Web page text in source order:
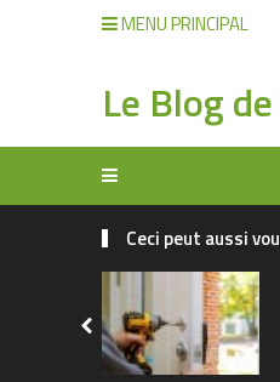
MENU PRINCIPAL
Le Blog
Ceci peut aussi